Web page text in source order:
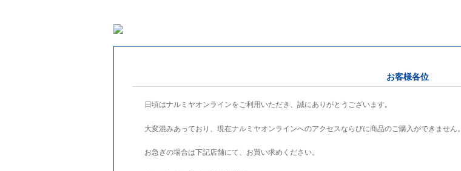
お客様各位
日頃はナルミヤオンラインをご利用いただき、誠にありがとうございます。
大変混みあっており、現在ナルミヤオンラインへのアクセスならびに商品のご購入ができません。
お急ぎの場合は下記店舗にて、お買い求めください。